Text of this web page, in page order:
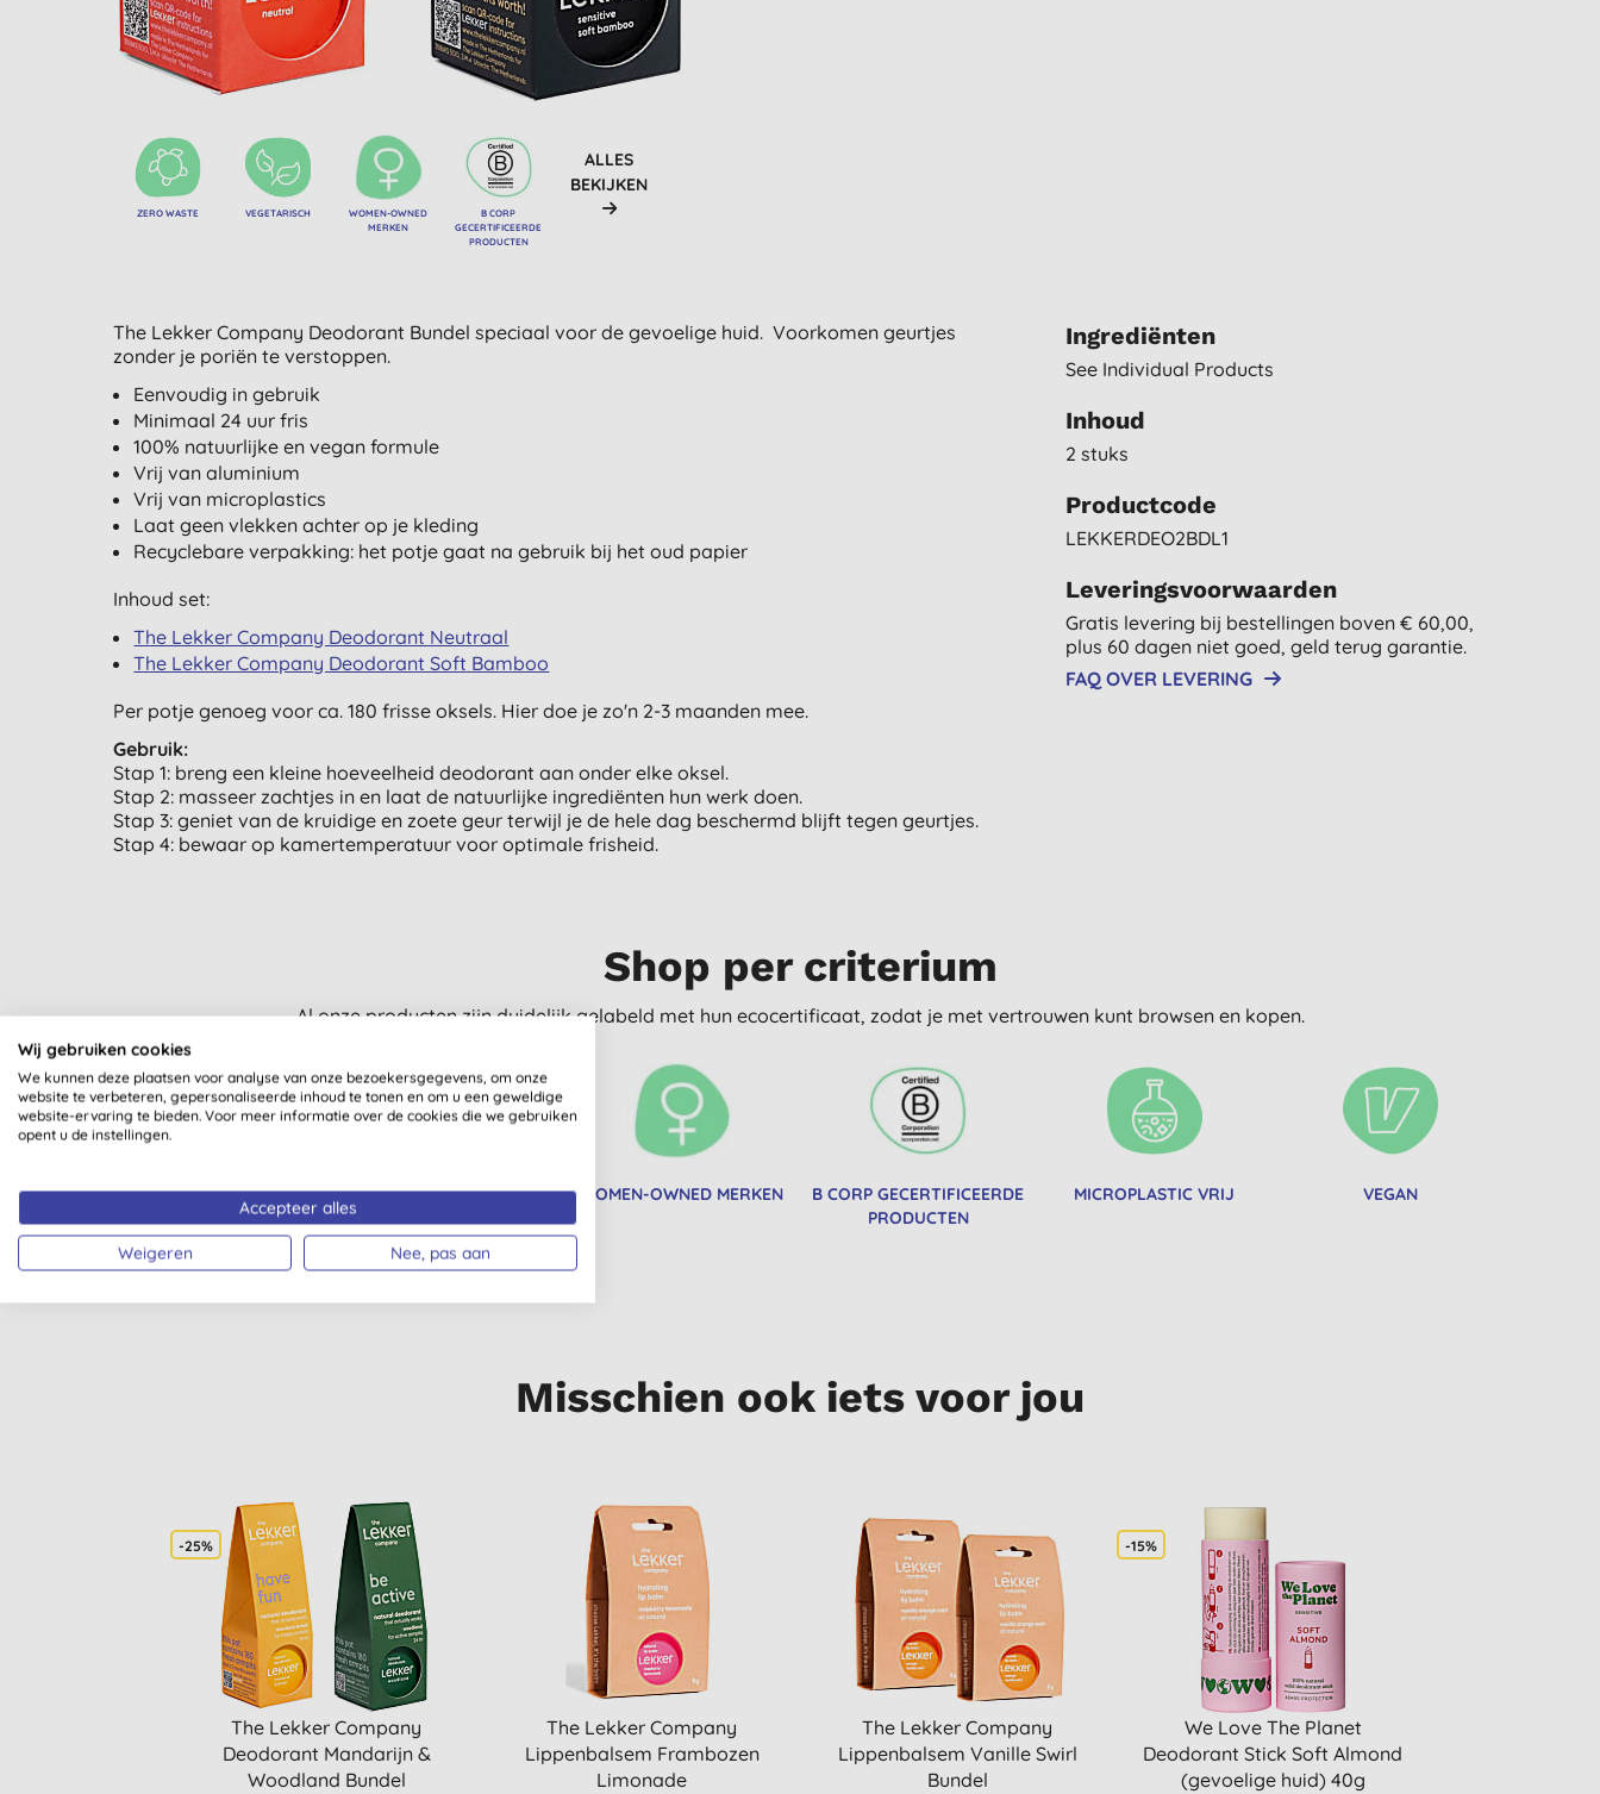
ZERO WASTE VEGETARISCH
WOMEN-OWNED
MERKEN
B CORP
GECERTIFICEERDE
PRODUCTEN
ALLES
BEKIJKEN
The Lekker Company Deodorant Bundel speciaal voor de gevoelige huid. Voorkomen geurtjes
zonder je poriën te verstoppen.
Eenvoudig in gebruik
Minimaal 24 uur fris
100% natuurlijke en vegan formule
Vrij van aluminium
Vrij van microplastics
Laat geen vlekken achter op je kleding
Recyclebare verpakking: het potje gaat na gebruik bij het oud papier
Inhoud set:
The Lekker Company Deodorant Neutraal
The Lekker Company Deodorant Soft Bamboo
Per potje genoeg voor ca. 180 frisse oksels. Hier doe je zo'n 2-3 maanden mee.
Gebruik:
Stap 1: breng een kleine hoeveelheid deodorant aan onder elke oksel.
Stap 2: masseer zachtjes in en laat de natuurlijke ingrediënten hun werk doen.
Stap 3: geniet van de kruidige en zoete geur terwijl je de hele dag beschermd blijft tegen geurtjes.
Stap 4: bewaar op kamertemperatuur voor optimale frisheid.
Ingrediënten
See Individual Products
Inhoud
2 stuks
Productcode
LEKKERDEO2BDL1
Leveringsvoorwaarden
Gratis levering bij bestellingen boven € 60,00,
plus 60 dagen niet goed, geld terug garantie.
FAQ OVER LEVERING
Shop per criterium
Al onze producten zijn duidelijk gelabeld met hun ecocertificaat, zodat je met vertrouwen kunt browsen en kopen.
ZERO WASTE VEGETARISCH WOMEN-OWNED MERKEN
B CORP GECERTIFICEERDE
PRODUCTEN
MICROPLASTIC VRIJ VEGAN
Misschien ook iets voor jou
-25%
The Lekker Company
Deodorant Mandarijn &
Woodland Bundel
The Lekker Company
Lippenbalsem Frambozen
Limonade
The Lekker Company
Lippenbalsem Vanille Swirl
Bundel
-15%
We Love The Planet
Deodorant Stick Soft Almond
(gevoelige huid) 40g
Wij gebruiken cookies
We kunnen deze plaatsen voor analyse van onze bezoekersgegevens, om onze
website te verbeteren, gepersonaliseerde inhoud te tonen en om u een geweldige
website-ervaring te bieden. Voor meer informatie over de cookies die we gebruiken
opent u de instellingen.
Accepteer alles
Weigeren Nee, pas aan